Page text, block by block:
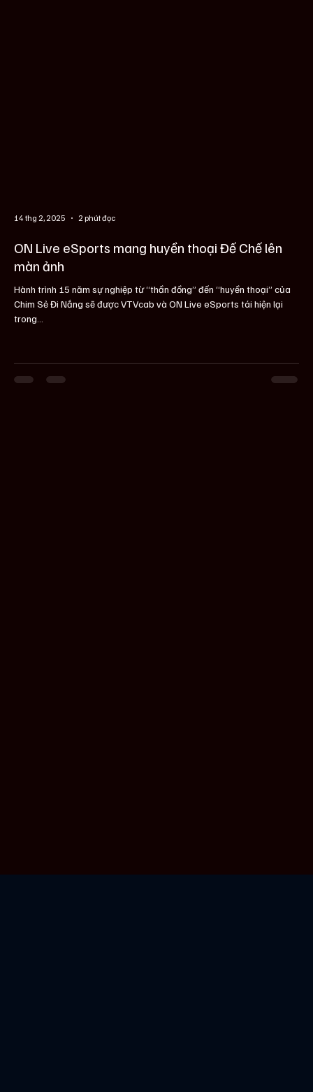
ON Live eSports mang huyền thoại Đế Chế lên
màn ảnh
Hành trình 15 năm sự nghiệp từ “thần đồng” đến “huyền thoại” của
Chim Sẻ Đi Nắng sẽ được VTVcab và ON Live eSports tái hiện lại
trong...
14 thg 2, 2025 2 phút đọc